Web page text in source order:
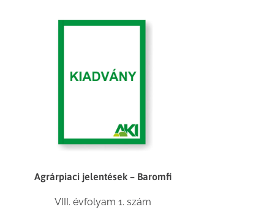
Agrárpiaci jelentések – Baromfi
VIII. évfolyam 1. szám